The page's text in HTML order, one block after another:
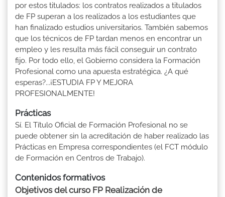
por estos titulados: los contratos realizados a titulados
de FP superan a los realizados a los estudiantes que
han finalizado estudios universitarios. También sabemos
que los técnicos de FP tardan menos en encontrar un
empleo y les resulta más fácil conseguir un contrato
fijo. Por todo ello, el Gobierno considera la Formación
Profesional como una apuesta estratégica. ¿A qué
esperas?...¡ESTUDIA FP Y MEJORA
PROFESIONALMENTE!
Prácticas
Sí. El Título Oficial de Formación Profesional no se
puede obtener sin la acreditación de haber realizado las
Prácticas en Empresa correspondientes (el FCT módulo
de Formación en Centros de Trabajo).
Contenidos formativos
Objetivos del curso FP Realización de